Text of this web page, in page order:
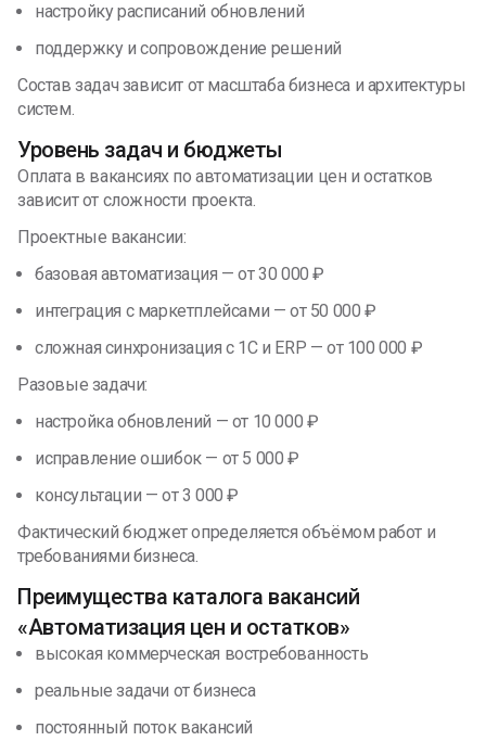
настройку расписаний обновлений
поддержку и сопровождение решений
Состав задач зависит от масштаба бизнеса и архитектуры
систем.
Уровень задач и бюджеты
Оплата в вакансиях по автоматизации цен и остатков
зависит от сложности проекта.
Проектные вакансии:
базовая автоматизация — от 30 000 ₽
интеграция с маркетплейсами — от 50 000 ₽
сложная синхронизация с 1С и ERP — от 100 000 ₽
Разовые задачи:
настройка обновлений — от 10 000 ₽
исправление ошибок — от 5 000 ₽
консультации — от 3 000 ₽
Фактический бюджет определяется объёмом работ и
требованиями бизнеса.
Преимущества каталога вакансий
«Автоматизация цен и остатков»
высокая коммерческая востребованность
реальные задачи от бизнеса
постоянный поток вакансий